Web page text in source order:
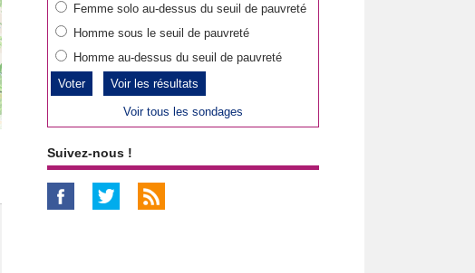
Femme solo au-dessus du seuil de pauvreté
Homme sous le seuil de pauvreté
Homme au-dessus du seuil de pauvreté
Voir les résultats
Voir tous les sondages
Suivez-nous !